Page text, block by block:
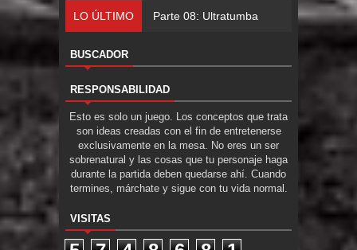
LO ÚLTIMO Parte 08: Ultratumba
BUSCADOR
RESPONSABILIDAD
Esto es solo un juego. Los conceptos que trata
son ideas creadas con el fin de entretenerse
exclusivamente en la mesa. No eres un ser
sobrenatural y las cosas que tu personaje haga
durante la partida deben quedarse ahí. Cuando
termines, márchate y sigue con tu vida normal.
VISITAS